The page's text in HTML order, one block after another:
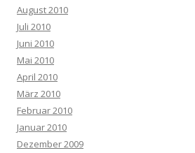
August 2010
Juli 2010
Juni 2010
Mai 2010
April 2010
März 2010
Februar 2010
Januar 2010
Dezember 2009